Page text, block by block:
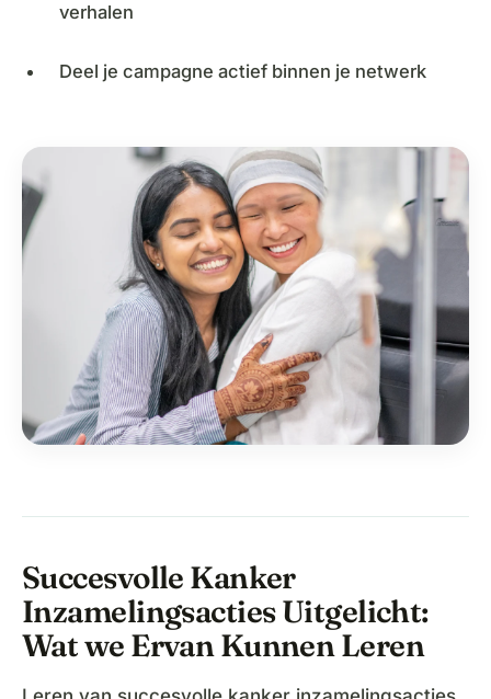
verhalen
Deel je campagne actief binnen je netwerk
Succesvolle Kanker
Inzamelingsacties Uitgelicht:
Wat we Ervan Kunnen Leren